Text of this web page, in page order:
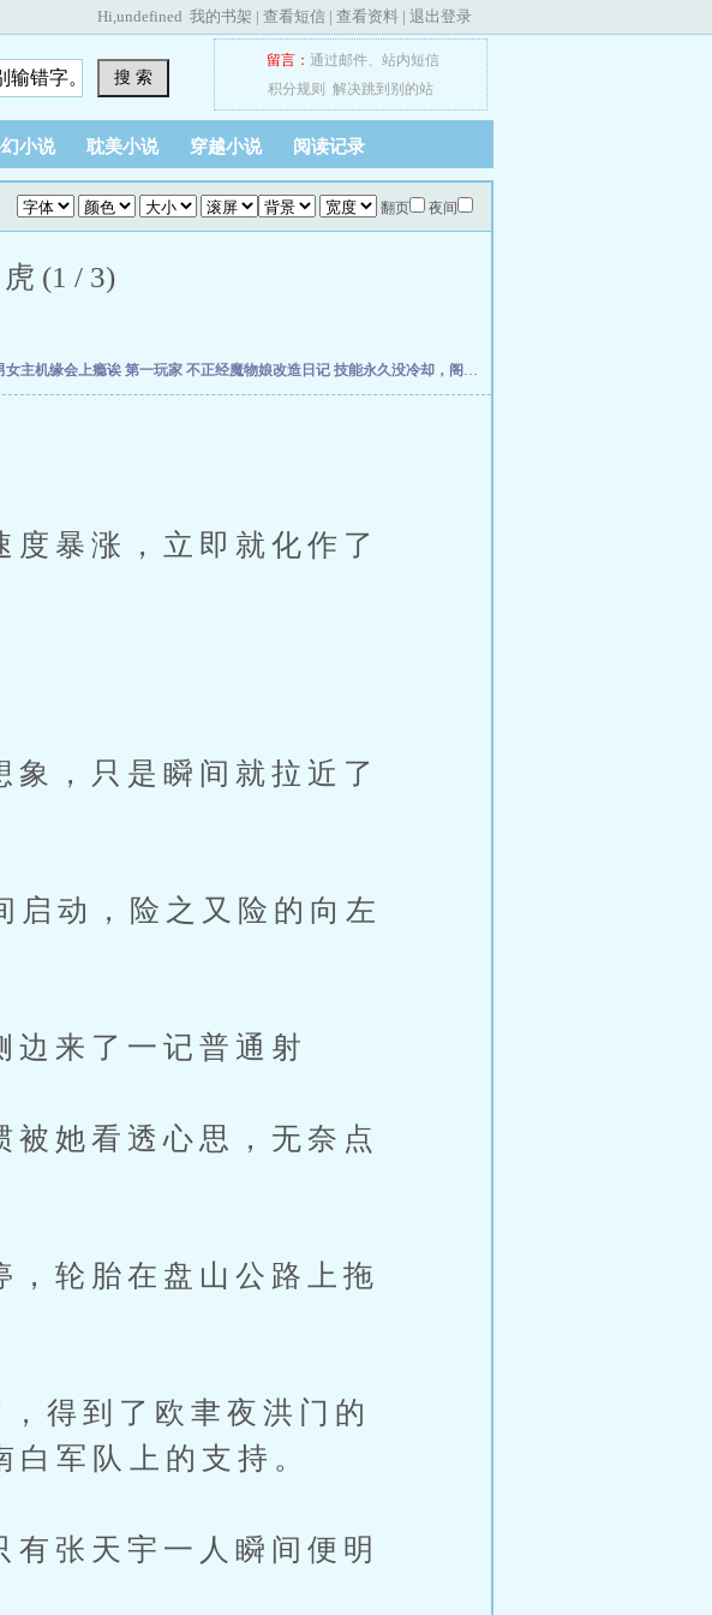
Hi,undefined 我的书架 | 查看短信 | 查看资料 | 退出登录
搜 索
留言： 通过邮件、 站内短信
积分规则
解决跳到别的站
小说 耽美小说 穿越小说 阅读记录
翻页 夜间
(1 / 3)
女主机缘会上瘾诶 第一玩家 不正经魔物娘改造日记 技能永久没冷却，阁下如何应对？
涨，立即就化作了
只是瞬间就拉近了
动，险之又险的向左
来了一记普通射
她看透心思，无奈点
轮胎在盘山公路上拖
到了欧聿夜洪门的
军队上的支持。
天宇一人瞬间便明